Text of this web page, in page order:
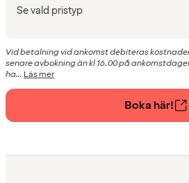
Se vald pristyp
Vid betalning vid ankomst debiteras
senare avbokning än kl 16.00 på
ha... Läs mer
Boka här!